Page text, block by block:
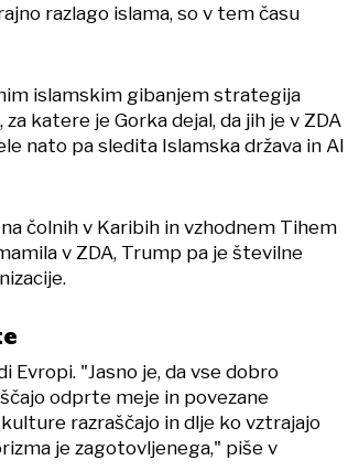
razlago islama, so v tem času
islamskim gibanjem strategija
katere je Gorka dejal, da jih je v ZDA
nato pa sledita Islamska država in Al
čolnih v Karibih in vzhodnem Tihem
v ZDA, Trump pa je številne
"Jasno je, da vse dobro
odprte meje in povezane
razraščajo in dlje ko vztrajajo
je zagotovljenega," piše v